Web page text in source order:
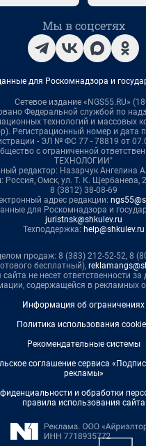
Мы в соцсетях
для Роскомнадзора и
Сетевое издание «NGS55.RU»
Федеральной службой по
технологий и массовых
Регистрационный номер и дата
- ЭЛ № ФС 77 - 78819 от
с ограниченной
ТЕХНОЛОГИИ"
редактор: Назарчук Ангелина
Россия, Омск, ул. Т. К. Щербанева,
8 (3812) 38-08-69
адрес редакции:
для Роскомнадзора и
juristnsk@shkulev.ru
Техподдержка: help@shkulev.ru
продаж: 8 (383) 212-52-52, 8
бесплатный),
сайта не несет ответственности за
содержащейся в рекламных
Информация об ограничениях
Политика использования
Рекомендательные системы
соглашение сервиса
рекламы»
и обработки
правила использования сайта